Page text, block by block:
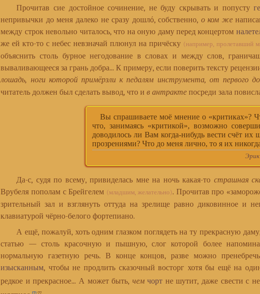
Прочитав сие достойное сочинение, не буду скрывать и попусту
непривычки до меня далеко не сразу дошлó, собственно, о ком же
между строк невольно читалось, что на оную даму перед концертом
же ей кто-то с небес невзначай плюнул на причёску (например, пролетавший
объяснить столь бурное негодование в словах и между слов,
вываливающееся за грань добра... К примеру, если поверить тексту
лошадь, ноги которой примёрзли к педалям инструмента, от первого до
читатель должен был сделать вывод, что ив антракте посреди зала
Вы спрашиваете моё мнение о «критиках»?
что, занимаясь «критикой», возможно
доводилось ли Вам когда-нибудь вести счёт их
прозрениями? Что до меня лично, то я их
Да-с, судя по всему, привиделась мне на ночь какая-то страшная
Врубеля пополам с Брейгелем (младшим, желательно). Прочитав про
зрительный зал и взглянуть оттуда на зрелище равно диковинное и
клавиатурой чёрно-белого фортепиано.
А ещё, пожалуй, хоть одним глазком поглядеть на ту прекрасную даму,
статью — столь красочную и пышную, слог которой более
нормальную газетную речь. В конце концов, разве можно
изысканным, чтобы не продлить сказочный восторг хотя бы ещё на
редкое и прекрасное... А может быть, чем чорт не шутит, даже свести с